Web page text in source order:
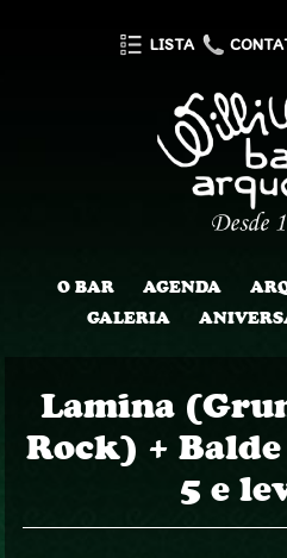
LISTA
O BAR AGENDA
GALERIA
Lamina
Rock) +
5 e